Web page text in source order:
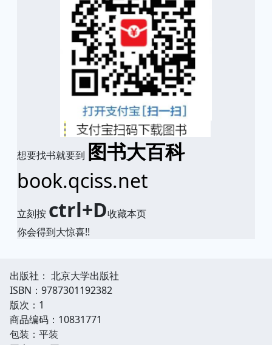
想要找书就要到 图书大百科
book.qciss.net
立刻按 ctrl+D收藏本页
你会得到大惊喜!!
出版社： 北京大学出版社
ISBN：9787301192382
版次：1
商品编码：10831771
包装：平装